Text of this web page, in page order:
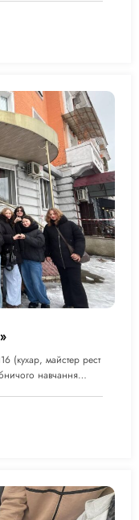
(кухар, майстер рест
навчання…